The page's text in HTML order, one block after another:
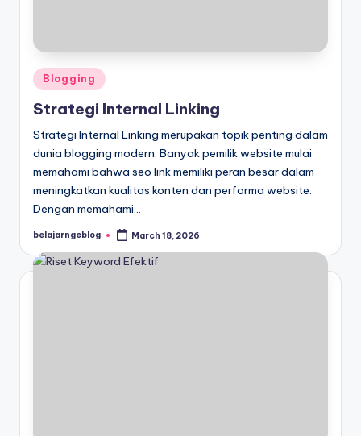
Posted
in
Blogging
Strategi Internal Linking
Strategi Internal Linking merupakan topik penting dalam
dunia blogging modern. Banyak pemilik website mulai
memahami bahwa seo link memiliki peran besar dalam
meningkatkan kualitas konten dan performa website.
Dengan memahami…
Posted
belajarngeblog March 18, 2026